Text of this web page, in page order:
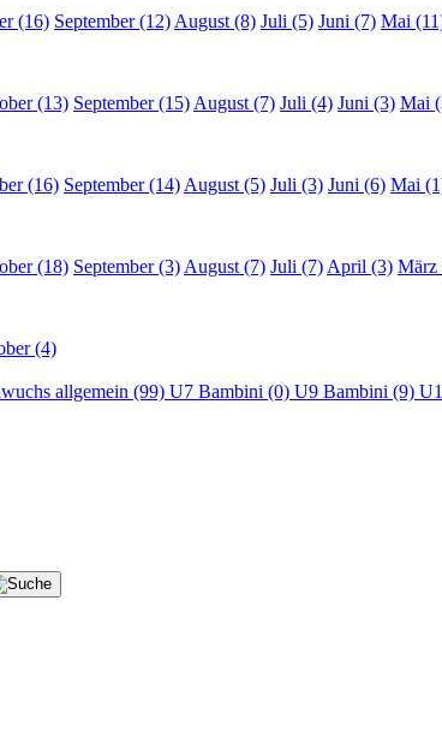
(16) September (12)August (8) Juli (5) Juni (7) Mai
(13) September (15)August (7) Juli (4) Juni (3) Mai
(16) September (14)August (5) Juli (3) Juni (6) Mai
(18) September (3)August (7) Juli (7)April (3) März
(4)
allgemein (99) U7 Bambini (0) U9 Bambini (9)